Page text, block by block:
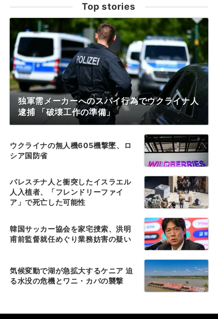
Top stories
独軍需メーカーへのスパイ行為でウクライナ人
逮捕 「破壊工作の準備」
ウクライナの無人機605機撃墜、ロ
シア国防省
パレスチナ人と衝突したイスラエル
人入植者、「フレンドリーファイ
ア」で死亡した可能性
韓国サッカー協会を家宅捜索、洪明
甫前監督就任めぐり業務妨害の疑い
気候変動で湖が急拡大するケニア 迫
る水没の危機とワニ・カバの襲撃